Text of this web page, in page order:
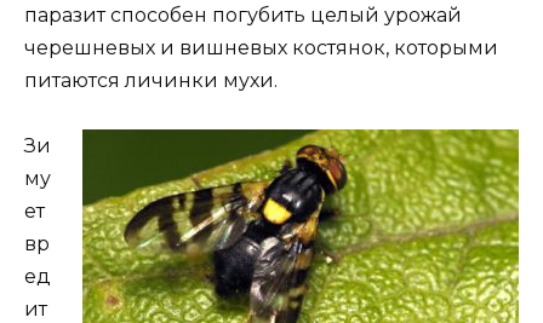
паразит способен погубить целый урожай
черешневых и вишневых костянок, которыми
питаются личинки мухи.
Зи
му
ет
вр
ед
ит